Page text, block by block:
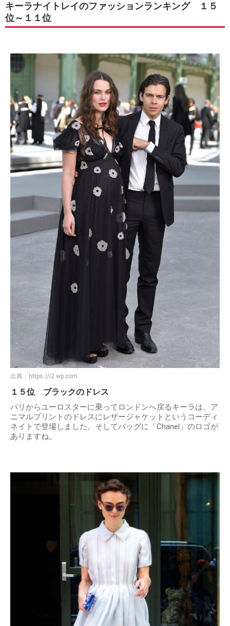
キーラナイトレイのファッションランキング １５
位～１１位
出典： https://i2.wp.com
１５位 ブラックのドレス
パリからユーロスターに乗ってロンドンへ戻るキーラは、ア
ニマルプリントのドレスにレザージャケットというコーディ
ネイトで登場しました。そしてバッグに「Chanel」のロゴが
ありますね。